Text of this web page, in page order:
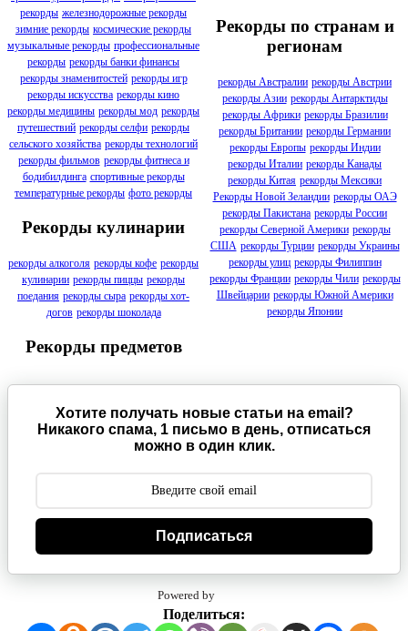
рекорды железнодорожные рекорды
зимние рекорды космические рекорды
музыкальные рекорды профессиональные
рекорды рекорды банки финансы
рекорды знаменитостей рекорды игр
рекорды искусства рекорды кино
рекорды медицины рекорды мод рекорды
путешествий рекорды селфи рекорды
сельского хозяйства рекорды технологий
рекорды фильмов рекорды фитнеса и
бодибилдинга спортивные рекорды
температурные рекорды фото рекорды
Рекорды кулинарии
рекорды алкоголя рекорды кофе рекорды
кулинарии рекорды пиццы рекорды
поедания рекорды сыра рекорды хот-
догов рекорды шоколада
Рекорды предметов
Рекорды по странам и
регионам
рекорды Австралии рекорды Австрии
рекорды Азии рекорды Антарктиды
рекорды Африки рекорды Бразилии
рекорды Британии рекорды Германии
рекорды Европы рекорды Индии
рекорды Италии рекорды Канады
рекорды Китая рекорды Мексики
Рекорды Новой Зеландии рекорды ОАЭ
рекорды Пакистана рекорды России
рекорды Северной Америки рекорды
США рекорды Турции рекорды Украины
рекорды улиц рекорды Филиппин
рекорды Франции рекорды Чили рекорды
Швейцарии рекорды Южной Америки
рекорды Японии
Хотите получать новые статьи на email?
Никакого спама, 1 письмо в день, отписаться
можно в один клик.
Подписаться
Powered by
Поделиться: